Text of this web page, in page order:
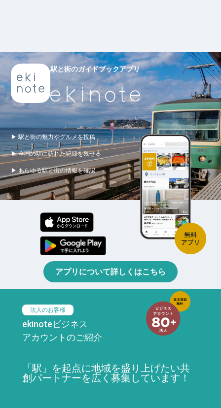
駅と街のガイドブックアプリ
▶ 駅と街の魅力やグルメを投稿
▶ 全国の駅に訪れた記録を残せる
▶ あらゆる駅と街の情報を確認
アプリについて詳しくはこちら
法人のお客様
ekinoteビジネス
アカウントのご紹介
「駅」を起点に地域を盛り上げたい共
創パートナーを広く募集しています！